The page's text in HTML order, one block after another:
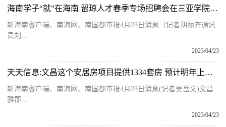
海南学子“就”在海南 留琼人才春季专场招聘会在三亚学院举行 全球速看
新海南客户端、南海网、南国都市报4月23日消息（记者胡丽齐通讯
员刘...
2023/04/23
天天信息:文昌这个安居房项目提供1334套房 预计明年上半年交付
新海南客户端、南海网、南国都市报4月23日消息(记者吴岳文)文昌
雅郡...
2023/04/23